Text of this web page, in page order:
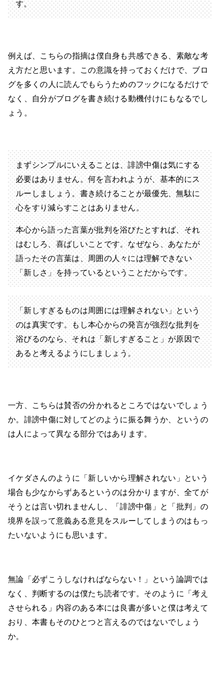
す。
例えば、こちらの指摘は僕自身も共感できる、素敵な考
え方だと思います。この意識を持っておくだけで、ブロ
グを多くの人に読んでもらうためのフックになるだけで
なく、自分がブログを書き続ける動機付けにもなるでし
ょう。
まずシンプルにいえることは、誹謗中傷は気にする
必要はありません。何を言われようが、基本的にス
ルーしましょう。書き続けることが最優先、無駄に
心をすり減らすことはありません。
本心から語った言葉が批判を浴びたとすれば、それ
はむしろ、喜ばしいことです。なぜなら、あなたが
語ったその言葉は、周囲の人々には理解できない
「新しさ」を持っているということだからです。
「新しすぎるものは周囲には理解されない」という
のは真実です。もし本心からの発言が強烈な批判を
浴びるのなら、それは「新しすぎること」が原因で
あると考えるようにしましょう。
一方、こちらは賛否の分かれるところではないでしょう
か。誹謗中傷に対してどのように振る舞うか、というの
は人によって異なる部分ではあります。
イケダさんのように「新しいから理解されない」という
場合も少なからずあるというのは分かりますが、全てが
そうとは言い切れませんし、「誹謗中傷」と「批判」の
境界を誤って意義ある意見をスルーしてしまうのはもっ
たいないようにも思います。
無論「必ずこうしなければならない！」という論調では
なく、判断するのは僕たち読者です。そのように「考え
させられる」内容のある本には良書が多いと僕は考えて
おり、本書もそのひとつと言えるのではないでしょう
か。